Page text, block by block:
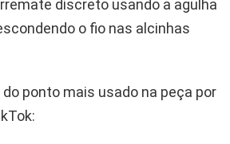
discreto usando a agulha
o fio nas alcinhas
ponto mais usado na peça por